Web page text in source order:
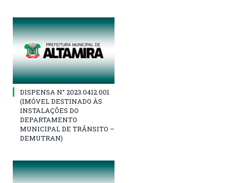
DISPENSA N° 2023.0412.001
(IMÓVEL DESTINADO ÀS
INSTALAÇÕES DO
DEPARTAMENTO
MUNICIPAL DE TRÂNSITO –
DEMUTRAN)